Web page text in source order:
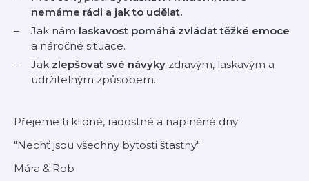
nemáme rádi a jak to udělat.
Jak nám laskavost pomáhá zvládat těžké emoce
a náročné situace.
Jak zlepšovat své návyky zdravým, laskavým a
udržitelným způsobem.
Přejeme ti klidné, radostné a naplněné dny
"Nechť jsou všechny bytosti šťastny"
Mára & Rob